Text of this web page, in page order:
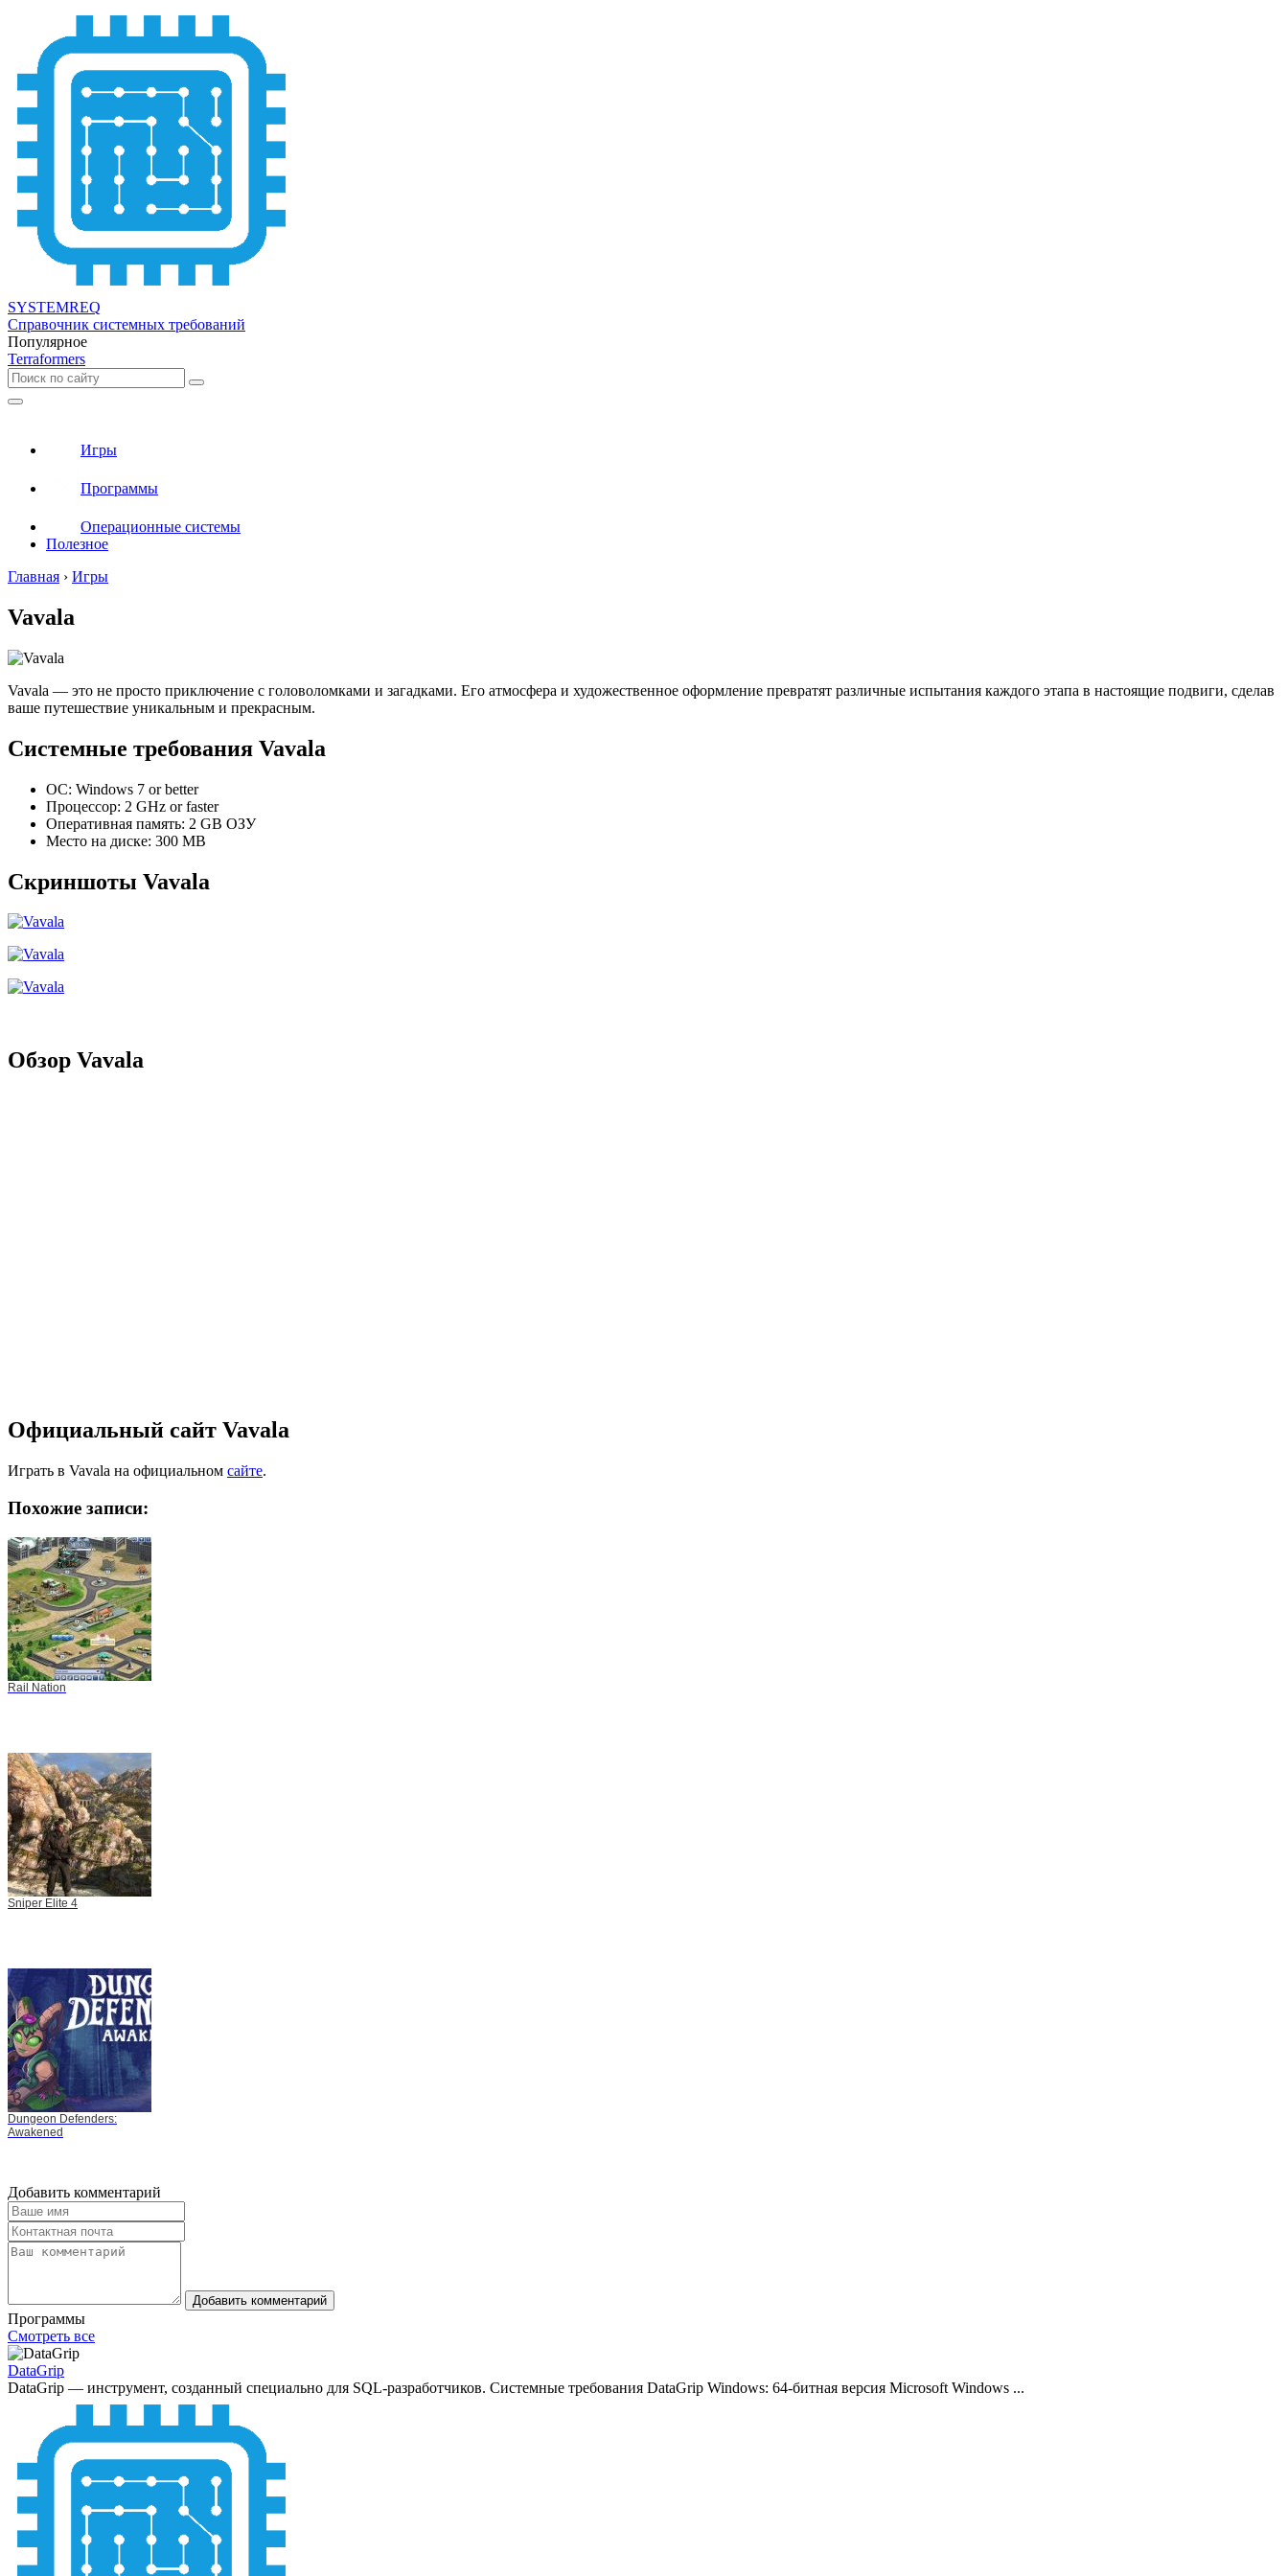
SYSTEMREQ
Справочник системных требований
Популярное
Terraformers
Игры
Программы
Операционные системы
Полезное
Главная › Игры
Vavala
Vavala — это не просто приключение с головоломками и загадками. Его атмосфера и художественное оформление превратят различные испытания каждого этапа в настоящие подвиги, сделав
ваше путешествие уникальным и прекрасным.
Системные требования Vavala
ОС: Windows 7 or better
Процессор: 2 GHz or faster
Оперативная память: 2 GB ОЗУ
Место на диске: 300 MB
Скриншоты Vavala
Обзор Vavala
Официальный сайт Vavala
Играть в Vavala на официальном сайте.
Похожие записи:
Rail Nation
Sniper Elite 4
Dungeon Defenders:
Awakened
Добавить комментарий
Добавить комментарий
Программы
Смотреть все
DataGrip
DataGrip — инструмент, созданный специально для SQL-разработчиков. Системные требования DataGrip Windows: 64-битная версия Microsoft Windows ...